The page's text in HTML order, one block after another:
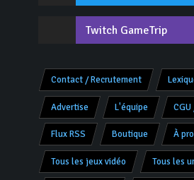
Twitch GameTrip
Contact / Recrutement
Advertise L'équipe
Flux RSS Boutique À
Tous les jeux vidéo Tous les